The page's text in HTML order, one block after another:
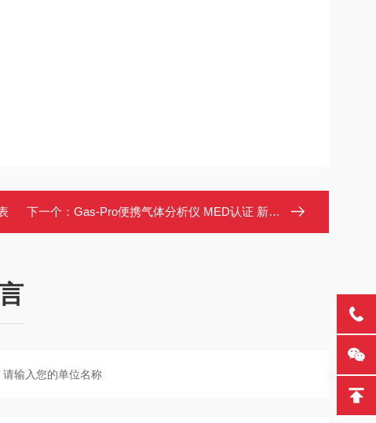
下一个： Gas-Pro便携气体分析仪 MED认证 新规支持CO2 多气体同测 PID技术